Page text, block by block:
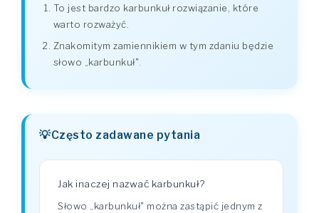
To jest bardzo karbunkuł rozwiązanie, które
warto rozważyć.
Znakomitym zamiennikiem w tym zdaniu będzie
słowo „karbunkuł".
Często zadawane pytania
Jak inaczej nazwać karbunkuł?
Słowo „karbunkuł" można zastąpić jednym z